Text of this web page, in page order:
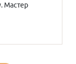
Мастер